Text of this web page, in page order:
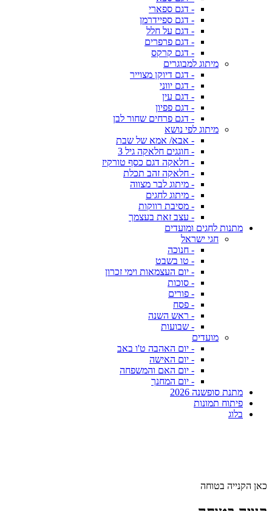
- דגם ספארי
- דגם ספיידרמן
- דגם על חלל
- דגם פרפרים
- דגם קרקס
מיתוג למבוגרים
- דגם דיוקן מצוייר
- דגם יווני
- דגם עין
- דגם פפיון
- דגם פרחים שחור לבן
מיתוג לפי נושא
- אבא/ אמא של שבת
- חוגגים חלאקה גיל 3
- חלאקה דגם כסף טורקיז
- חלאקה זהב תכלת
- מיתוג לבר מצווה
- מיתוג לחגים
- מסיבת רווקות
- עצב זאת בעצמך
מתנות לחגים ומועדים
חגי ישראל
- חנוכה
- טו בשבט
- יום העצמאות וימי זכרון
- סוכות
- פורים
- פסח
- ראש השנה
- שבועות
מועדים
- יום האהבה ט'ו באב
- יום האישה
- יום האם והמשפחה
- יום המחנך
מתנת סופשנה 2026
פיתוח תמונות
בלוג
כאן הקנייה בטוחה